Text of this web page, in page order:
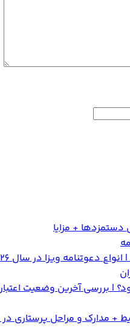
دستمزدها + مزایا
دعوتنامه ویزا در سال 2026
+ مدارک و مراحل پرستاری